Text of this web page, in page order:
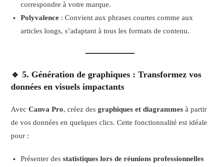
correspondre à votre marque.
Polyvalence : Convient aux phrases courtes comme aux
articles longs, s’adaptant à tous les formats de contenu.
🔹 5. Génération de graphiques : Transformez vos
données en visuels impactants
AvecCanva Pro, créez desgraphiques et diagrammes à partir
de vos données en quelques clics. Cette fonctionnalité est idéale
pour :
Présenter desstatistiques lors de réunions professionnelles